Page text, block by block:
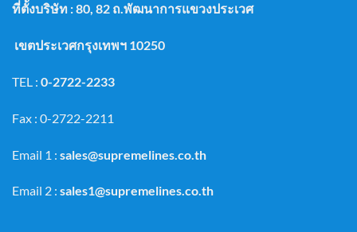
ที่ตั้งบริษัท : 80, 82 ถ.พัฒนาการแขวงประเวศ
เขตประเวศกรุงเทพฯ 10250
TEL : 0-2722-2233
Fax : 0-2722-2211
Email 1 : sales@supremelines.co.th
Email 2 : sales1@supremelines.co.th